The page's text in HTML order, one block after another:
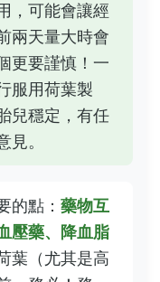
，可能會讓經
兩天量大時會
更要謹慎！一
服用荷葉製
兒穩定，有任
。
的點： 藥物互
壓藥、降血脂
葉（尤其是高